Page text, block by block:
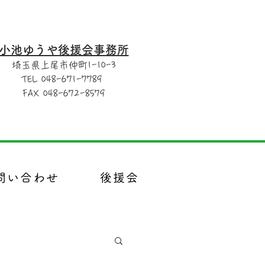
池ゆうや後援会事務所
埼玉県上尾市仲町1-10-3
TEL 048-671-7789
FAX 048-672-8579
い合わせ 後援会